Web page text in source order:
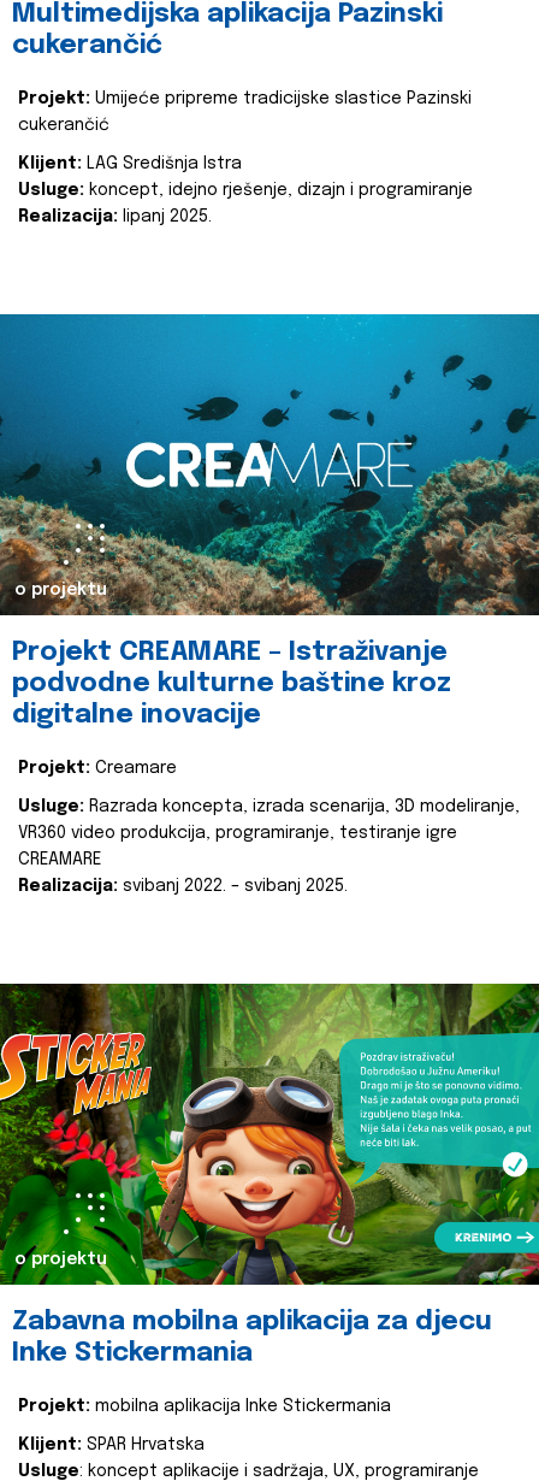
Multimedijska aplikacija Pazinski
cukerančić
Projekt: Umijeće pripreme tradicijske slastice Pazinski
cukerančić
Klijent: LAG Središnja Istra
Usluge: koncept, idejno rješenje, dizajn i programiranje
Realizacija: lipanj 2025.
o projektu
Projekt CREAMARE – Istraživanje
podvodne kulturne baštine kroz
digitalne inovacije
Projekt: Creamare
Usluge: Razrada koncepta, izrada scenarija, 3D modeliranje,
VR360 video produkcija, programiranje, testiranje igre
CREAMARE
Realizacija: svibanj 2022. – svibanj 2025.
o projektu
Zabavna mobilna aplikacija za djecu
Inke Stickermania
Projekt: mobilna aplikacija Inke Stickermania
Klijent: SPAR Hrvatska
Usluge: koncept aplikacije i sadržaja, UX, programiranje